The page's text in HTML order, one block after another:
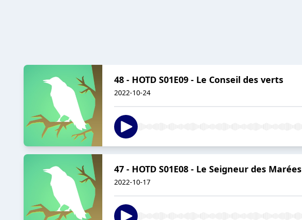
48 - HOTD S01E09 - Le Conseil des verts
2022-10-24
47 - HOTD S01E08 - Le Seigneur des Marées
2022-10-17